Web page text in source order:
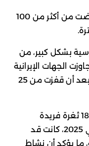
أما الجهات الكورية الشمالية، فانخفضت من أكثر من 100
بشكل كبير، من
ثغرة، كما تجاوزت الجهات الإيرانية
نظيرتها الكورية الشمالية لأول مرة، بعد أن قفزت من 25
أخيراً، يُظهر التقرير أن 147 من أصل 181 ثغرة فريدة
استخدمتها جهات تهديد معروفة في 2025، كانت قد
ما يؤكد أن نشاط